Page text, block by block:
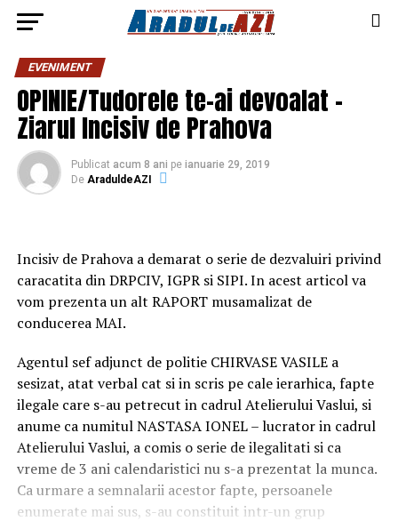
EVENIMENT
OPINIE/Tudorele te-ai devoalat –
Ziarul Incisiv de Prahova
Publicat acum 8 ani pe ianuarie 29, 2019
De AraduldeAZI
Incisiv de Prahova a demarat o serie de dezvaluiri privind
caracatita din DRPCIV, IGPR si SIPI. In acest articol va
vom prezenta un alt RAPORT musamalizat de
conducerea MAI.
Agentul sef adjunct de politie CHIRVASE VASILE a
sesizat, atat verbal cat si in scris pe cale ierarhica, fapte
ilegale care s-au petrecut in cadrul Atelierului Vaslui, si
anume ca numitul NASTASA IONEL – lucrator in cadrul
Atelierului Vaslui, a comis o serie de ilegalitati si ca
vreme de 3 ani calendaristici nu s-a prezentat la munca.
Ca urmare a semnalarii acestor fapte, persoanele
enumerate mai sus, s-au constituit intr-un grup